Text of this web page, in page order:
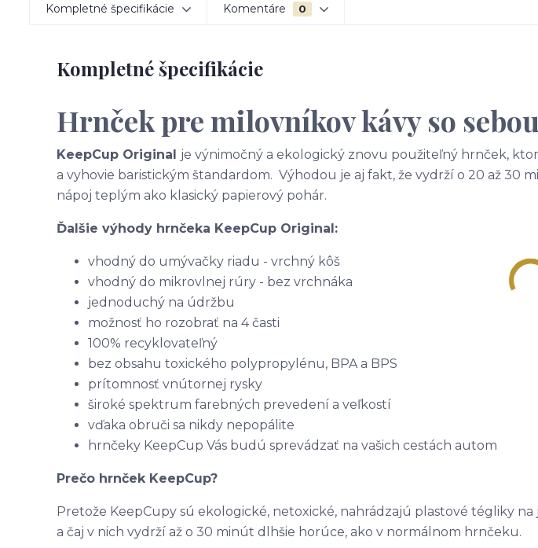
Kompletné špecifikácie Komentáre 0
Kompletné špecifikácie
Hrnček pre milovníkov kávy so
KeepCup Original je výnimočný a ekologický znovu použiteľný hrnček,
a vyhovie baristickým štandardom. Výhodou je aj fakt, že vydrží o 20 až 30
nápoj teplým ako klasický papierový pohár.
Ďalšie výhody hrnčeka KeepCup Original:
vhodný do umývačky riadu - vrchný kôš
vhodný do mikrovlnej rúry - bez vrchnáka
jednoduchý na údržbu
možnosť ho rozobrať na 4 časti
100% recyklovateľný
bez obsahu toxického polypropylénu, BPA a BPS
prítomnosť vnútornej rysky
široké spektrum farebných prevedení a veľkostí
vďaka obruči sa nikdy nepopálite
hrnčeky KeepCup Vás budú sprevádzať na vašich cestách autom
Prečo hrnček KeepCup?
Pretože KeepCupy sú ekologické, netoxické, nahrádzajú plastové tégliky na
a čaj v nich vydrží až o 30 minút dlhšie horúce, ako v normálnom hrnčeku.